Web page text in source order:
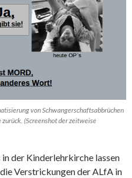
von Schwangerschaftsabbrüchen
(Screenshot der zeitweise
der Kinderlehrkirche lassen
Verstrickungen der ALfA in